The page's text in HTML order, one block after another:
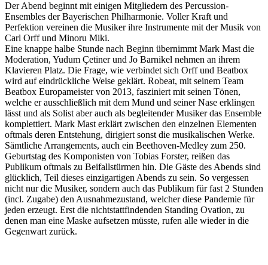
Der Abend beginnt mit einigen Mitgliedern des Percussion-
Ensembles der Bayerischen Philharmonie. Voller Kraft und
Perfektion vereinen die Musiker ihre Instrumente mit der Musik von
Carl Orff und Minoru Miki.
Eine knappe halbe Stunde nach Beginn übernimmt Mark Mast die
Moderation, Yudum Çetiner und Jo Barnikel nehmen an ihrem
Klavieren Platz. Die Frage, wie verbindet sich Orff und Beatbox
wird auf eindrückliche Weise geklärt. Robeat, mit seinem Team
Beatbox Europameister von 2013, fasziniert mit seinen Tönen,
welche er ausschließlich mit dem Mund und seiner Nase erklingen
lässt und als Solist aber auch als begleitender Musiker das Ensemble
komplettiert. Mark Mast erklärt zwischen den einzelnen Elementen
oftmals deren Entstehung, dirigiert sonst die musikalischen Werke.
Sämtliche Arrangements, auch ein Beethoven-Medley zum 250.
Geburtstag des Komponisten von Tobias Forster, reißen das
Publikum oftmals zu Beifallstürmen hin. Die Gäste des Abends sind
glücklich, Teil dieses einzigartigen Abends zu sein. So vergessen
nicht nur die Musiker, sondern auch das Publikum für fast 2 Stunden
(incl. Zugabe) den Ausnahmezustand, welcher diese Pandemie für
jeden erzeugt. Erst die nichtstattfindenden Standing Ovation, zu
denen man eine Maske aufsetzen müsste, rufen alle wieder in die
Gegenwart zurück.